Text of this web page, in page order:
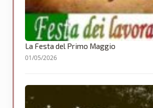
La Festa del Primo Maggio
01/05/2026